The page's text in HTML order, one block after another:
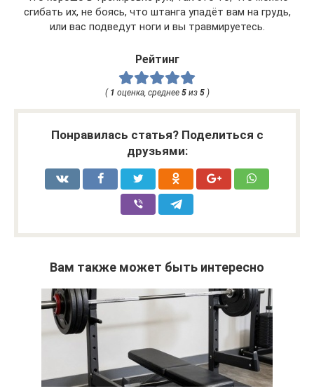
сгибать их, не боясь, что штанга упадёт вам на грудь,
или вас подведут ноги и вы травмируетесь.
Рейтинг
( 1 оценка, среднее 5из 5)
Понравилась статья? Поделиться с
друзьями:
Вам также может быть интересно